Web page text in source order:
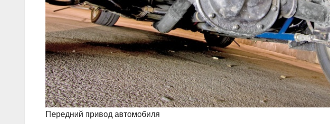
Передний привод автомобиля